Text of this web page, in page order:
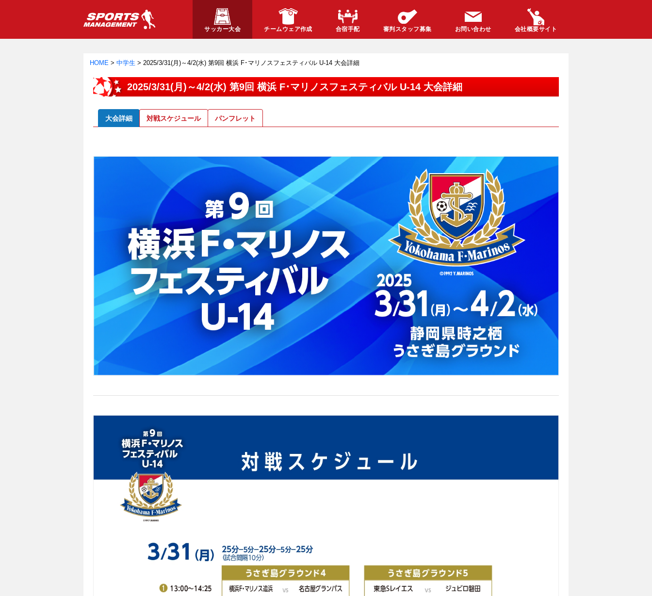
サッカー大会 チームウェア作成 合宿手配 審判スタッフ募集 お問い合わせ 会社概要サイト
HOME > 中学生 > 2025/3/31(月)～4/2(水) 第9回 横浜 F･マリノスフェスティバル U-14 大会詳細
2025/3/31(月)～4/2(水) 第9回 横浜 F･マリノスフェスティバル U-14 大会詳細
大会詳細 対戦スケジュール パンフレット